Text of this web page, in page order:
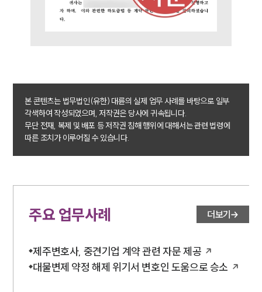
PROFESSIONALS
ABOUT
그룹소개
대륜의 강점
기업의뢰인을 위한 장점
업무협력·법률자문 기업
오시는 길
고객의 소리
주요 업무사례
기업 인사이트
본 콘텐츠는 법무법인(유한) 대륜의 실제 업무 사례를 바탕으로 일부
각색하여 작성되었으며, 저작권은 당사에 귀속됩니다.
무단 전재, 복제 및 배포 등 저작권 침해 행위에 대해서는 관련 법령에
따른 조치가 이루어질 수 있습니다.
주요 업무사례 더보기
제주변호사, 중견기업 계약 관련 자문 제공
대물변제 약정 해제 위기서 변호인 도움으로 승소